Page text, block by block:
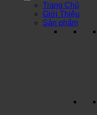
Trang Chủ
Giới Thiệu
Sản phẩm